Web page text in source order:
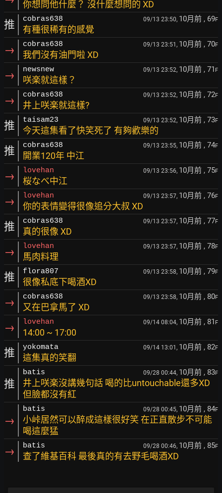
你想問他什麼？ 沒什麼想問的 XD
推 cobras638 09/13 23:50, 10月前 , 69F
有種很稀有的感覺
→ cobras638 09/13 23:51, 10月前 , 70F
我們沒有油門啦 XD
→ newsnew 09/13 23:52, 10月前 , 71 F
咲楽就這樣？
→ cobras638 09/13 23:52, 10月前 , 72F
井上咲楽就這樣?
推 taisam23 09/13 23:52, 10月前 , 73F
今天這集看了快笑死了 有夠歡樂的
推 cobras638 09/13 23:55, 10月前 , 74F
開業120年 中江
→ lovehan 09/13 23:56, 10月前 , 75F
桜なべ中江
→ lovehan 09/13 23:57, 10月前 , 76F
你的表情變得很像追分大叔 XD
推 cobras638 09/13 23:57, 10月前 , 77F
真的很像 XD
→ lovehan 09/13 23:57, 10月前 , 78F
馬肉料理
推 flora807 09/13 23:58, 10月前 , 79F
很像私底下喝酒XD
→ cobras638 09/13 23:58, 10月前 , 80F
又在巴拿馬了 XD
→ lovehan 09/14 08:04, 10月前 , 81 F
14:00 ~ 17:00
推 yokomata 09/14 13:01, 10月前 , 82F
這集真的笑翻
推
batis 09/28 00:44, 10月前 , 83F
井上咲楽沒講幾句話 喝的比untouchable還多XD
但臉都沒有紅
→
batis 09/28 00:45, 10月前 , 84F
小峠居然可以醉成這樣很好笑 在正直散步不可能
喝這麼猛
→ batis 09/28 00:46, 10月前 , 85F
查了維基百科 最後真的有去野毛喝酒XD